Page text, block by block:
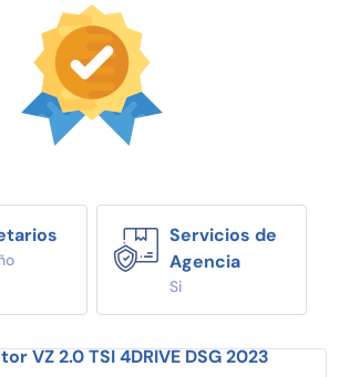
Servicios de
Agencia
Si
VZ 2.0 TSI 4DRIVE DSG 2023